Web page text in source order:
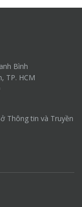
Bình
TP. HCM
Thông tin và Truyền